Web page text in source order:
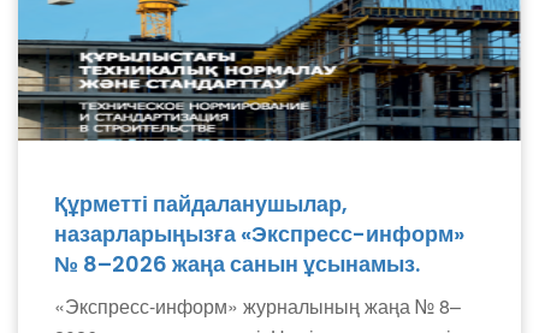
Құрметті пайдаланушылар,
назарларыңызға «Экспресс-информ»
№ 8–2026 жаңа санын ұсынамыз.
«Экспресс-информ» журналының жаңа № 8–